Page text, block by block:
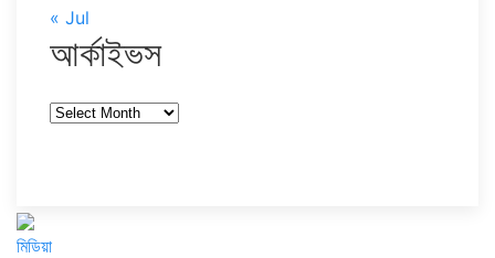
« Jul
আর্কাইভস
আর্কাইভস
মিডিয়া